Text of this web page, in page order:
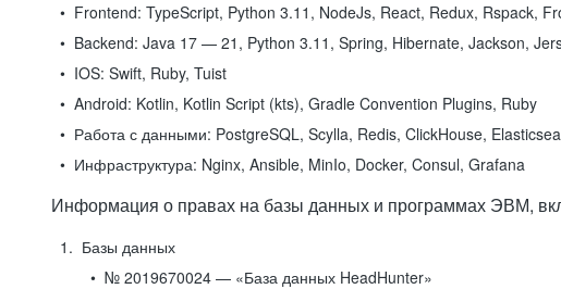
Frontend: TypeScript, Python 3.11, NodeJs, React, Redux, Rspack,
Backend: Java 17 — 21, Python 3.11, Spring, Hibernate, Jackson,
IOS: Swift, Ruby, Tuist
Android: Kotlin, Kotlin Script (kts), Gradle Convention Plugins, Ruby
Работа с данными: PostgreSQL, Scylla, Redis, ClickHouse,
Инфраструктура: Nginx, Ansible, MinIo, Docker, Consul, Grafana
Информация о правах на базы данных и программах ЭВМ,
Базы данных
№ 2019670024 — «База данных HeadHunter»